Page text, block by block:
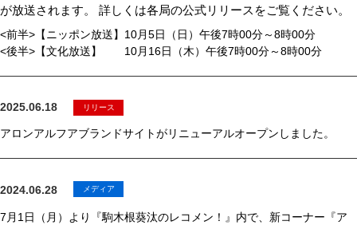
が放送されます。 詳しくは各局の公式リリースをご覧ください。
<前半>【ニッポン放送】10月5日（日）午後7時00分～8時00分
<後半>【文化放送】 10月16日（木）午後7時00分～8時00分
2025.06.18 リリース
アロンアルフアブランドサイトがリニューアルオープンしました。
2024.06.28 メディア
7月1日（月）より『駒木根葵汰のレコメン！』内で、新コーナー『ア